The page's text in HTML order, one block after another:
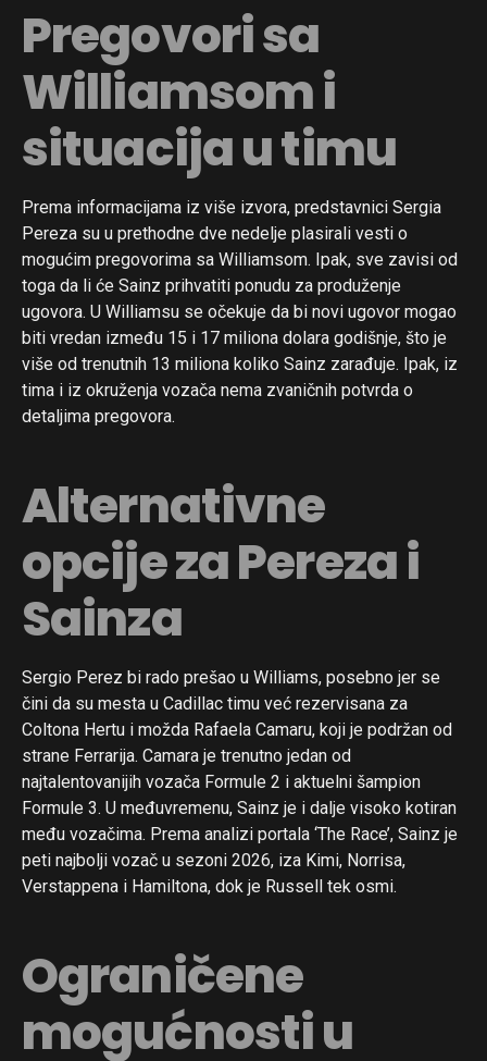
Pregovori sa
Williamsom i
situacija u timu
Prema informacijama iz više izvora, predstavnici Sergia
Pereza su u prethodne dve nedelje plasirali vesti o
mogućim pregovorima sa Williamsom. Ipak, sve zavisi od
toga da li će Sainz prihvatiti ponudu za produženje
ugovora. U Williamsu se očekuje da bi novi ugovor mogao
biti vredan između 15 i 17 miliona dolara godišnje, što je
više od trenutnih 13 miliona koliko Sainz zarađuje. Ipak, iz
tima i iz okruženja vozača nema zvaničnih potvrda o
detaljima pregovora.
Alternativne
opcije za Pereza i
Sainza
Sergio Perez bi rado prešao u Williams, posebno jer se
čini da su mesta u Cadillac timu već rezervisana za
Coltona Hertu i možda Rafaela Camaru, koji je podržan od
strane Ferrarija. Camara je trenutno jedan od
najtalentovanijih vozača Formule 2 i aktuelni šampion
Formule 3. U međuvremenu, Sainz je i dalje visoko kotiran
među vozačima. Prema analizi portala ‘The Race’, Sainz je
peti najbolji vozač u sezoni 2026, iza Kimi, Norrisa,
Verstappena i Hamiltona, dok je Russell tek osmi.
Ograničene
mogućnosti u